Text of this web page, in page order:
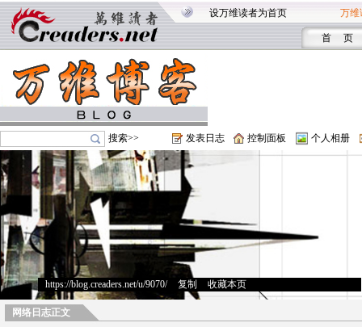
设万维读者为首页 万维
首 页
搜索>> 发表日志 控制面板 个人相册
https://blog.creaders.net/u/9070/> 复制 收藏本页
网络日志正文